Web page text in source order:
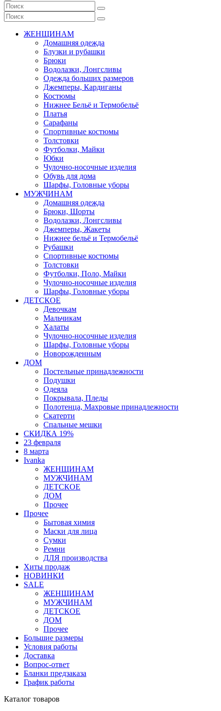
ЖЕНЩИНАМ
Домашняя одежда
Блузки и рубашки
Брюки
Водолазки, Лонгсливы
Одежда больших размеров
Джемперы, Кардиганы
Костюмы
Нижнее Бельё и Термобельё
Платья
Сарафаны
Спортивные костюмы
Толстовки
Футболки, Майки
Юбки
Чулочно-носочные изделия
Обувь для дома
Шарфы, Головные уборы
МУЖЧИНАМ
Домашняя одежда
Брюки, Шорты
Водолазки, Лонгсливы
Джемперы, Жакеты
Нижнее бельё и Термобельё
Рубашки
Спортивные костюмы
Толстовки
Футболки, Поло, Майки
Чулочно-носочные изделия
Шарфы, Головные уборы
ДЕТСКОЕ
Девочкам
Мальчикам
Халаты
Чулочно-носочные изделия
Шарфы, Головные уборы
Новорожденным
ДОМ
Постельные принадлежности
Подушки
Одеяла
Покрывала, Пледы
Полотенца, Махровые принадлежности
Скатерти
Спальные мешки
СКИДКА 19%
23 февраля
8 марта
Ivanka
ЖЕНЩИНАМ
МУЖЧИНАМ
ДЕТСКОЕ
ДОМ
Прочее
Прочее
Бытовая химия
Маски для лица
Сумки
Ремни
ДЛЯ производства
Хиты продаж
НОВИНКИ
SALE
ЖЕНЩИНАМ
МУЖЧИНАМ
ДЕТСКОЕ
ДОМ
Прочее
Большие размеры
Условия работы
Доставка
Вопрос-ответ
Бланки предзаказа
График работы
Каталог товаров